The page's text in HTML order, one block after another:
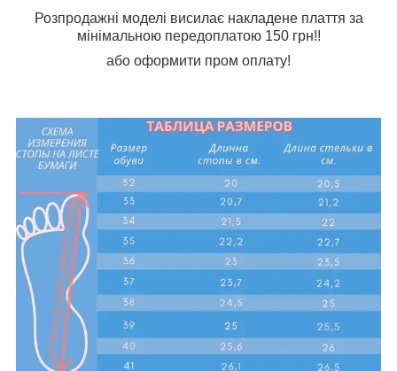
Розпродажні моделі висилає накладене плаття за
мінімальною передоплатою 150 грн!!
або оформити пром оплату!